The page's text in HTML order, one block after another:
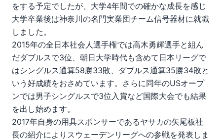
をする予定でしたが、大学4年間での確かな成長を感じ
大学卒業後は神奈川の名門実業団チーム信号器材に就職
しました。
2015年の全日本社会人選手権では高木勇輝選手と組ん
だダブルスで3位、朝日大学時代も含めて日本リーグで
はシングルス通算58勝33敗、ダブルス通算35勝34敗と
いう好成績をおさめています。さらに同年のUSオープ
ンでは男子シングルスで3位入賞など国際大会でも結果
を出し始めます。
2017年自身の用具スポンサーであるヤサカの矢尾板社
長の紹介によりスウェーデンリーグへの参戦を発表しま